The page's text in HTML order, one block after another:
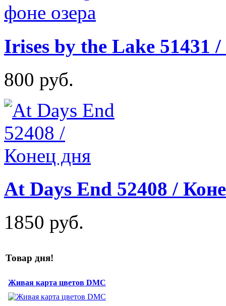
Irises by the Lake 51431
800 руб.
At Days End 52408 /
1850 руб.
Товар дня!
Живая карта цветов DMC